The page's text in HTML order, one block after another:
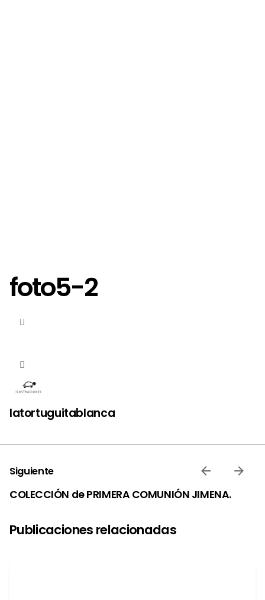
foto5-2
latortuguitablanca
Siguiente
COLECCIÓN de PRIMERA COMUNIÓN JIMENA.
Publicaciones relacionadas